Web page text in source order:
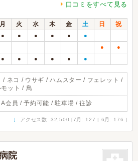
口コミをすべて見る
月 火 水 木 金 土 日
祝
● ● ● ● ● ●
● ●
● ● ● ● ● ●
/ ネコ / ウサギ / ハムスター / フェレット /
モット / 鳥
会員 / 予約可能 / 駐車場 / 往診
↓ アクセス数: 32,500 [7月: 127 | 6月: 176 ]
院